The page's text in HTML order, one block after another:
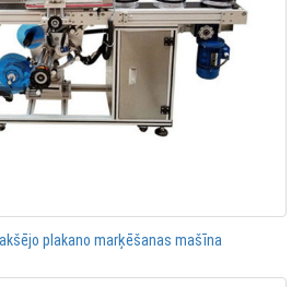
plakano marķēšanas mašīna